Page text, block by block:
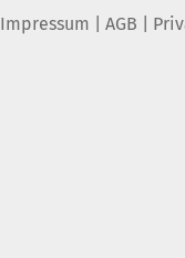
Impressum AGB